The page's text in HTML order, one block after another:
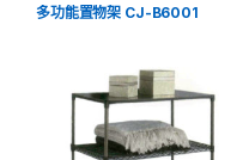
多功能置物架 CJ-B6001